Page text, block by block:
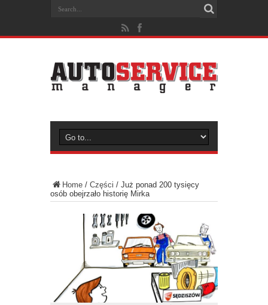
Home / Części / Już ponad 200 tysięcy
osób obejrzało historię Mirka